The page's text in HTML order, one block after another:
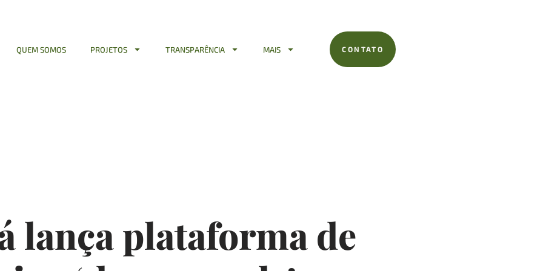
QUEM SOMOS PROJETOS TRANSPARÊNCIA MAIS CONTATO
lança plataforma de